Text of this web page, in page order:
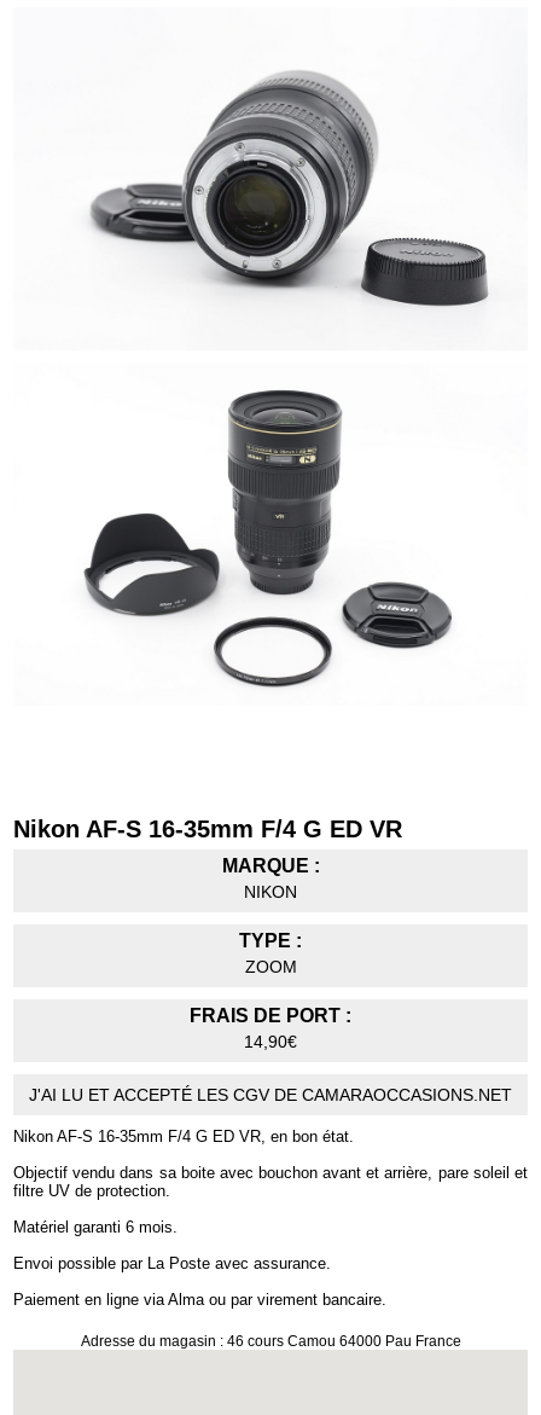
Nikon AF-S 16-35mm F/4 G ED VR
MARQUE :
NIKON
TYPE :
ZOOM
FRAIS DE PORT :
14,90€
J'AI LU ET ACCEPTÉ LES CGV DE CAMARAOCCASIONS.NET
Nikon AF-S 16-35mm F/4 G ED VR, en bon état.
Objectif vendu dans sa boite avec bouchon avant et arrière, pare soleil et
filtre UV de protection.
Matériel garanti 6 mois.
Envoi possible par La Poste avec assurance.
Paiement en ligne via Alma ou par virement bancaire.
Adresse du magasin : 46 cours Camou 64000 Pau France